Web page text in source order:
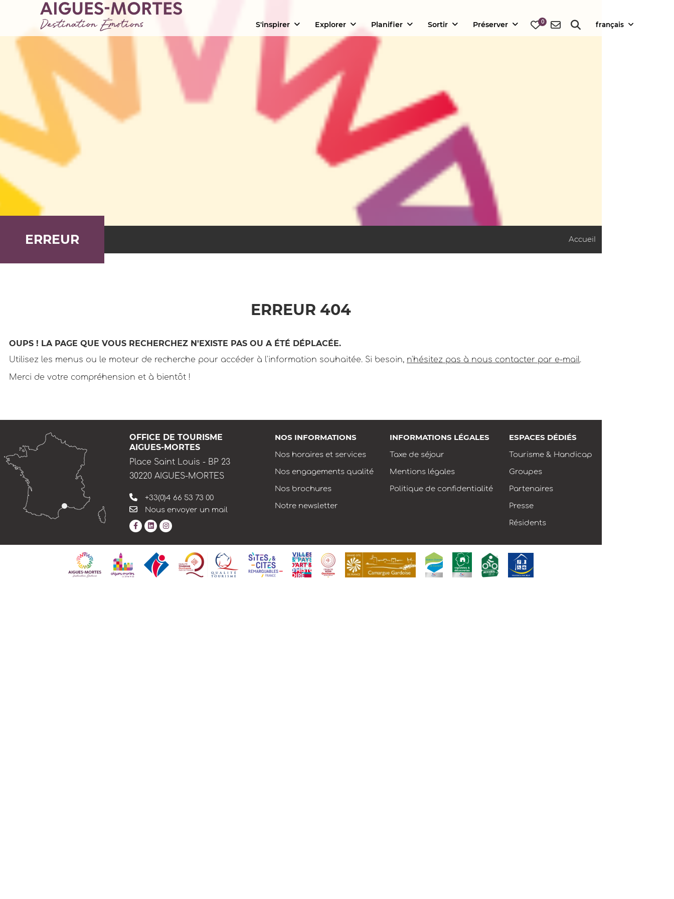
ERREUR Accueil
ERREUR 404
OUPS ! LA PAGE QUE VOUS RECHERCHEZ N'EXISTE PAS OU A ÉTÉ DÉPLACÉE.
Utilisez les menus ou le moteur de recherche pour accéder à l'information souhaitée. Si besoin, n'hésitez pas à nous contacter par e-mail.
Merci de votre compréhension et à bientôt !
S'inspirer Explorer Planifier Sortir Préserver 0 français
OFFICE DE TOURISME
AIGUES-MORTES
Place Saint Louis - BP 23
30220 AIGUES-MORTES
+33(0)4 66 53 73 00
Nous envoyer un mail
NOS INFORMATIONS
Nos horaires et services
Nos engagements qualité
Nos brochures
Notre newsletter
INFORMATIONS LÉGALES
Taxe de séjour
Mentions légales
Politique de confidentialité
ESPACES DÉDIÉS
Tourisme & Handicap
Groupes
Partenaires
Presse
Résidents